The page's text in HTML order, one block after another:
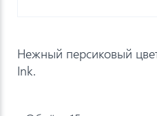
Нежный персиковый
Ink.